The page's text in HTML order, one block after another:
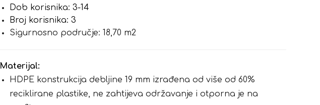
Dob korisnika: 3-14
Broj korisnika: 3
Sigurnosno područje: 18,70 m2
Materijal:
HDPE konstrukcija debljine 19 mm izrađena od više od 60%
reciklirane plastike, ne zahtijeva održavanje i otporna je na